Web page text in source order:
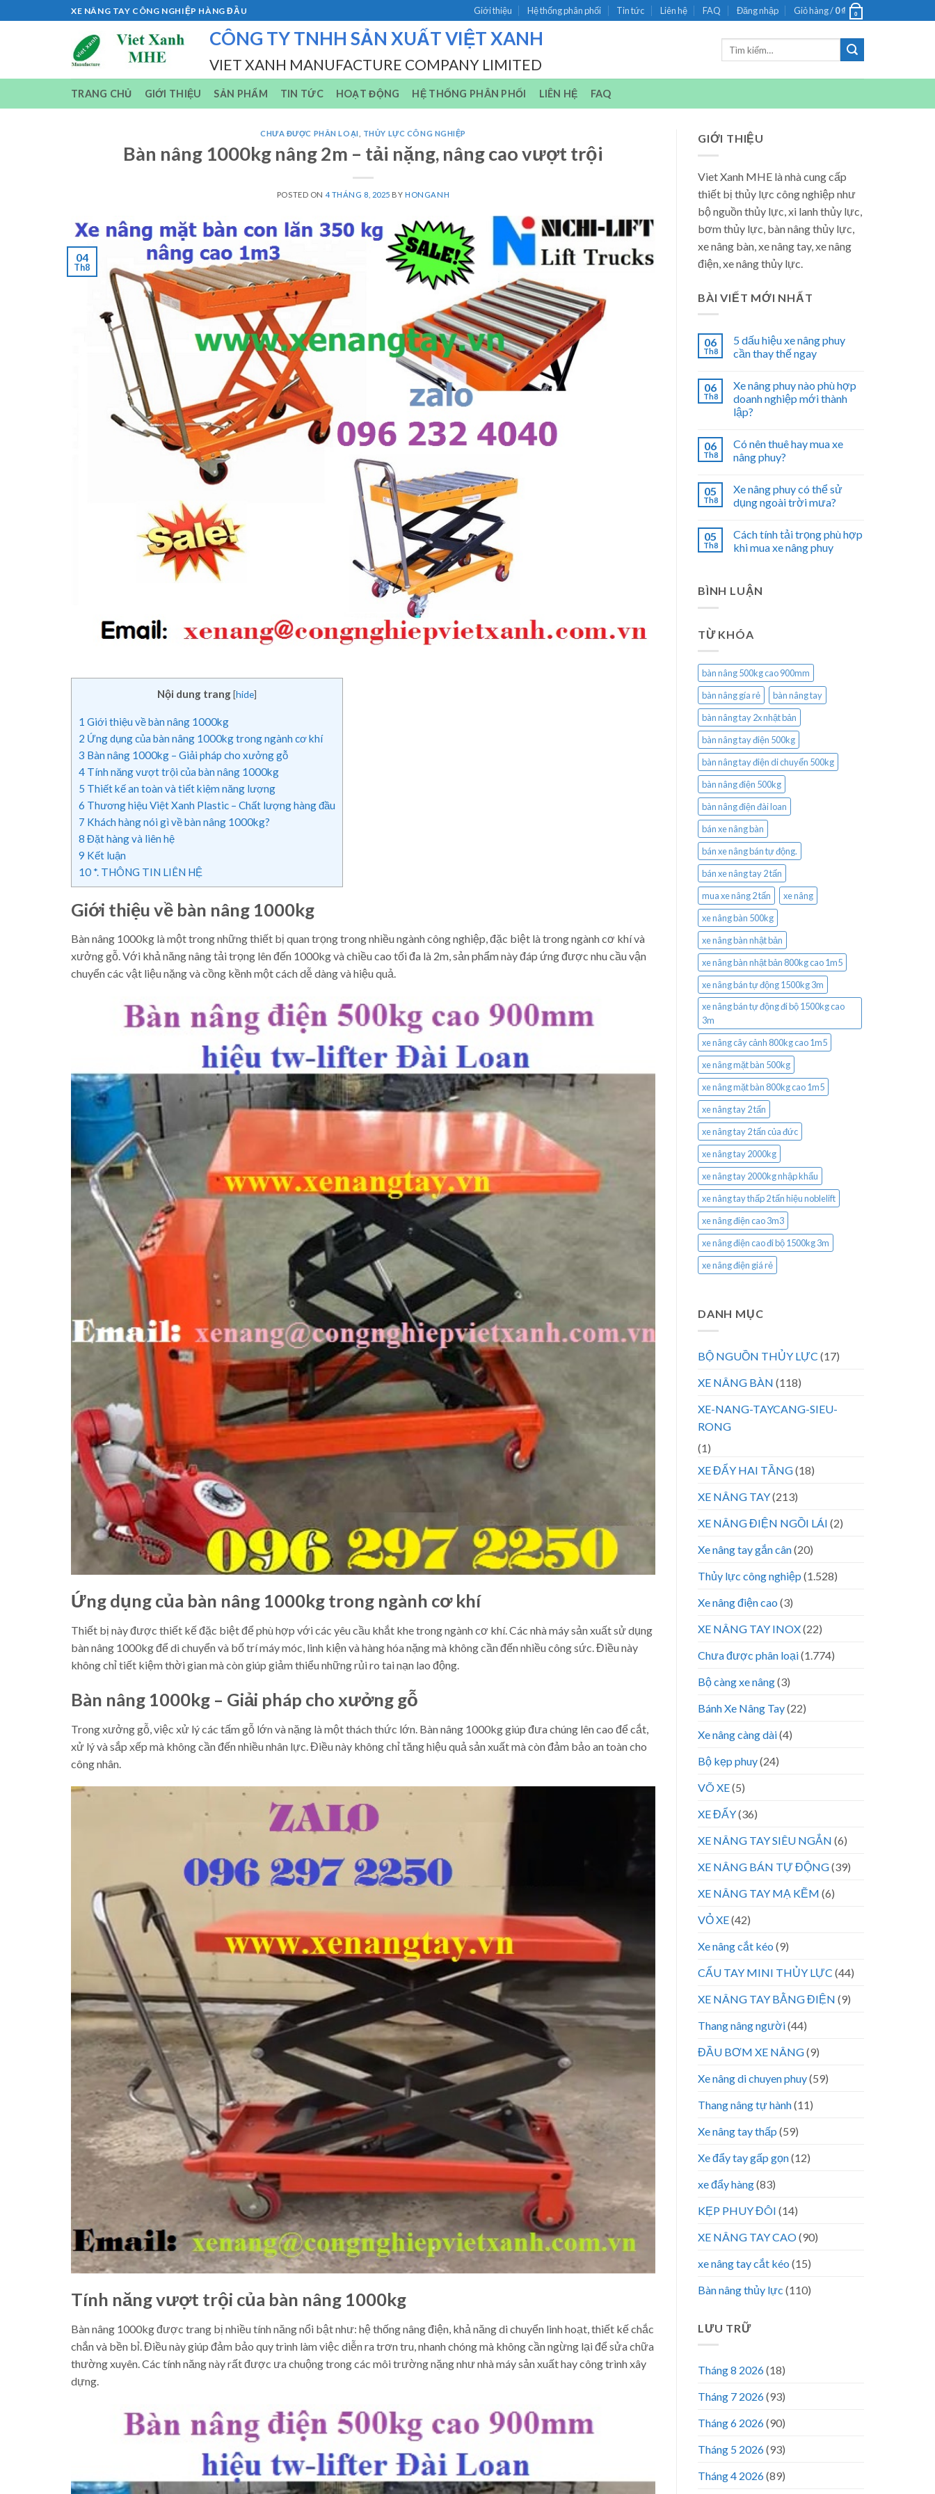
to
XE NÂNG TAY CÔNG NGHIỆP HÀNG ĐẦU Giới thiệu Hệ thống phân phối Tin tức Liên hệ FAQ Đăng nhập Giỏ hàng /0₫ 0
CÔNG TY TNHH SẢN XUẤT VIỆT XANH
VIET XANH MANUFACTURE COMPANY LIMITED
TRANG CHỦ GIỚI THIỆU SẢN PHẨM TIN TỨC HOẠT ĐỘNG HỆ THỐNG PHÂN PHỐI LIÊN HỆ FAQ
CHƯA ĐƯỢC PHÂN LOẠI THỦY LỰC CÔNG NGHIỆP
Bàn nâng 1000kg nâng 2m – tải nặng, nâng cao vượt trội
POSTED ON 4 THÁNG 8, 2025 BYHONGANH
04
Th8
Nội dung trang[hide]
1 Giới thiệu về bàn nâng 1000kg
2 Ứng dụng của bàn nâng 1000kg trong ngành cơ khí
3 Bàn nâng 1000kg – Giải pháp cho xưởng gỗ
4 Tính năng vượt trội của bàn nâng 1000kg
5 Thiết kế an toàn và tiết kiệm năng lượng
6 Thương hiệu Việt Xanh Plastic – Chất lượng hàng đầu
7 Khách hàng nói gì về bàn nâng 1000kg?
8 Đặt hàng và liên hệ
9 Kết luận
10 *. THÔNG TIN LIÊN HỆ
Giới thiệu về bàn nâng 1000kg
Bàn nâng 1000kg là một trong những thiết bị quan trọng trong nhiều ngành công nghiệp, đặc biệt là trong ngành cơ khí và
xưởng gỗ. Với khả năng nâng tải trọng lên đến 1000kg và chiều cao tối đa là 2m, sản phẩm này đáp ứng được nhu cầu vận
chuyển các vật liệu nặng và cồng kềnh một cách dễ dàng và hiệu quả.
Ứng dụng của bàn nâng 1000kg trong ngành cơ khí
Thiết bị này được thiết kế đặc biệt để phù hợp với các yêu cầu khắt khe trong ngành cơ khí. Các nhà máy sản xuất sử dụng
bàn nâng 1000kg để di chuyển và bố trí máy móc, linh kiện và hàng hóa nặng mà không cần đến nhiều công sức. Điều này
không chỉ tiết kiệm thời gian mà còn giúp giảm thiểu những rủi ro tai nạn lao động.
Bàn nâng 1000kg – Giải pháp cho xưởng gỗ
Trong xưởng gỗ, việc xử lý các tấm gỗ lớn và nặng là một thách thức lớn. Bàn nâng 1000kg giúp đưa chúng lên cao để cắt,
xử lý và sắp xếp mà không cần đến nhiều nhân lực. Điều này không chỉ tăng hiệu quả sản xuất mà còn đảm bảo an toàn cho
công nhân.
Tính năng vượt trội của bàn nâng 1000kg
Bàn nâng 1000kg được trang bị nhiều tính năng nổi bật như: hệ thống nâng điện, khả năng di chuyển linh hoạt, thiết kế chắc
chắn và bền bỉ. Điều này giúp đảm bảo quy trình làm việc diễn ra trơn tru, nhanh chóng mà không cần ngừng lại để sửa chữa
thường xuyên. Các tính năng này rất được ưa chuộng trong các môi trường nặng như nhà máy sản xuất hay công trình xây
dựng.
GIỚI THIỆU
Viet Xanh MHE là nhà cung cấp
thiết bị thủy lực công nghiệp như
bộ nguồn thủy lực, xi lanh thủy lực,
bơm thủy lực, bàn nâng thủy lực,
xe nâng bàn, xe nâng tay, xe nâng
điện, xe nâng thủy lực.
BÀI VIẾT MỚI NHẤT
06
Th8
5 dấu hiệu xe nâng phuy
cần thay thế ngay
06
Th8
Xe nâng phuy nào phù hợp
doanh nghiệp mới thành
lập?
06
Th8
Có nên thuê hay mua xe
nâng phuy?
05
Th8
Xe nâng phuy có thể sử
dụng ngoài trời mưa?
05
Th8
Cách tính tải trọng phù hợp
khi mua xe nâng phuy
BÌNH LUẬN
TỪ KHÓA
bàn nâng 500kg cao 900mm
bàn nâng gía rẻ
bàn nâng tay
bàn nâng tay 2x nhật bản
bàn nâng tay điện 500kg
bàn nâng tay điện di chuyển 500kg
bàn nâng điện 500kg
bàn nâng điện đài loan
bán xe nâng bàn
bán xe nâng bán tự động.
bán xe nâng tay 2 tấn
mua xe nâng 2 tấn
xe nâng
xe nâng bàn 500kg
xe nâng bàn nhật bản
xe nâng bàn nhật bản 800kg cao 1m5
xe nâng bán tự động 1500kg 3m
xe nâng bán tự động đi bộ 1500kg cao
3m
xe nâng cây cảnh 800kg cao 1m5
xe nâng mặt bàn 500kg
xe nâng mặt bàn 800kg cao 1m5
xe nâng tay 2 tấn
xe nâng tay 2 tấn của đức
xe nâng tay 2000kg
xe nâng tay 2000kg nhập khẩu
xe nâng tay thấp 2 tấn hiệu noblelift
xe nâng điện cao 3m3
xe nâng điện cao đi bộ 1500kg 3m
xe nâng điện giá rẻ
DANH MỤC
BỘ NGUỒN THỦY LỰC (17)
XE NÂNG BÀN (118)
XE-NANG-TAYCANG-SIEU-
RONG
(1)
XE ĐẨY HAI TẦNG(18)
XE NÂNG TAY(213)
XE NÂNG ĐIỆN NGỒI LÁI (2)
Xe nâng tay gắn cân(20)
Thủy lực công nghiệp (1.528)
Xe nâng điện cao (3)
XE NÂNG TAY INOX(22)
Chưa được phân loại(1.774)
Bộ càng xe nâng(3)
Bánh Xe Nâng Tay(22)
Xe nâng càng dài(4)
Bộ kẹp phuy(24)
VÕ XE(5)
XE ĐẨY(36)
XE NÂNG TAY SIÊU NGẮN (6)
XE NÂNG BÁN TỰ ĐỘNG(39)
XE NÂNG TAY MẠ KẼM (6)
VỎ XE(42)
Xe nâng cắt kéo (9)
CẨU TAY MINI THỦY LỰC (44)
XE NÂNG TAY BẰNG ĐIỆN (9)
Thang nâng người(44)
ĐẦU BƠM XE NÂNG(9)
Xe nâng di chuyen phuy(59)
Thang nâng tự hành(11)
Xe nâng tay thấp (59)
Xe đẩy tay gấp gọn(12)
xe đẩy hàng(83)
KẸP PHUY ĐÔI (14)
XE NÂNG TAY CAO(90)
xe nâng tay cắt kéo (15)
Bàn nâng thủy lực (110)
LƯU TRỮ
Tháng 8 2026(18)
Tháng 7 2026(93)
Tháng 6 2026(90)
Tháng 5 2026(93)
Tháng 4 2026(89)